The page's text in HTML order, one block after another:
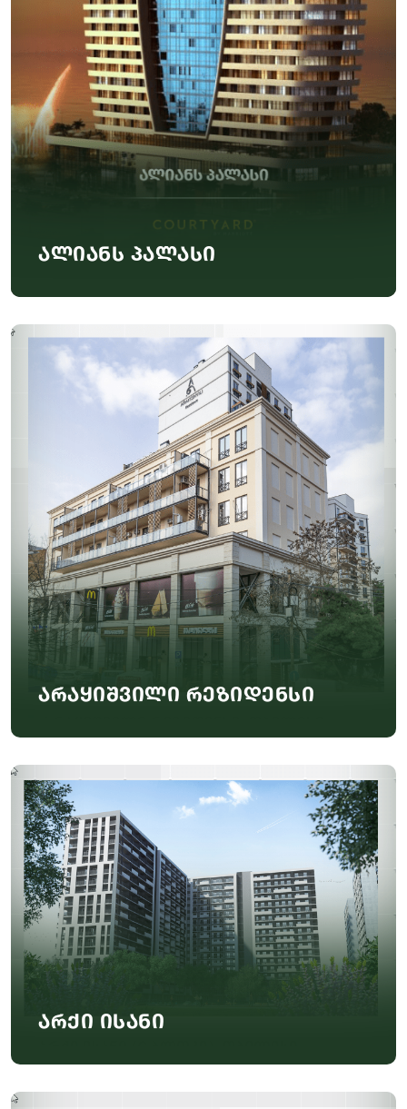
ალიანს პალასი
არაყიშვილი რეზიდენსი
არქი ისანი